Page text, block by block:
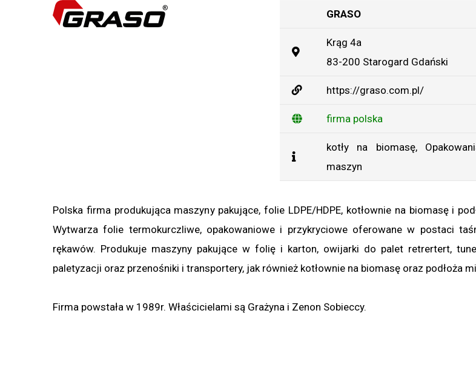
GRASO
Krąg 4a
83-200 Starogard Gdański
https://graso.com.pl/
firma polska
kotły na biomasę,
maszyn
Polska firma produkująca maszyny pakujące, folie LDPE/HDPE, kotłownie na biomasę i
Wytwarza folie termokurczliwe, opakowaniowe i przykryciowe oferowane w postaci
rękawów. Produkuje maszyny pakujące w folię i karton, owijarki do palet retrertert,
paletyzacji oraz przenośniki i transportery, jak również kotłownie na biomasę oraz podłoża
Firma powstała w 1989r. Właścicielami są Grażyna i Zenon Sobieccy.